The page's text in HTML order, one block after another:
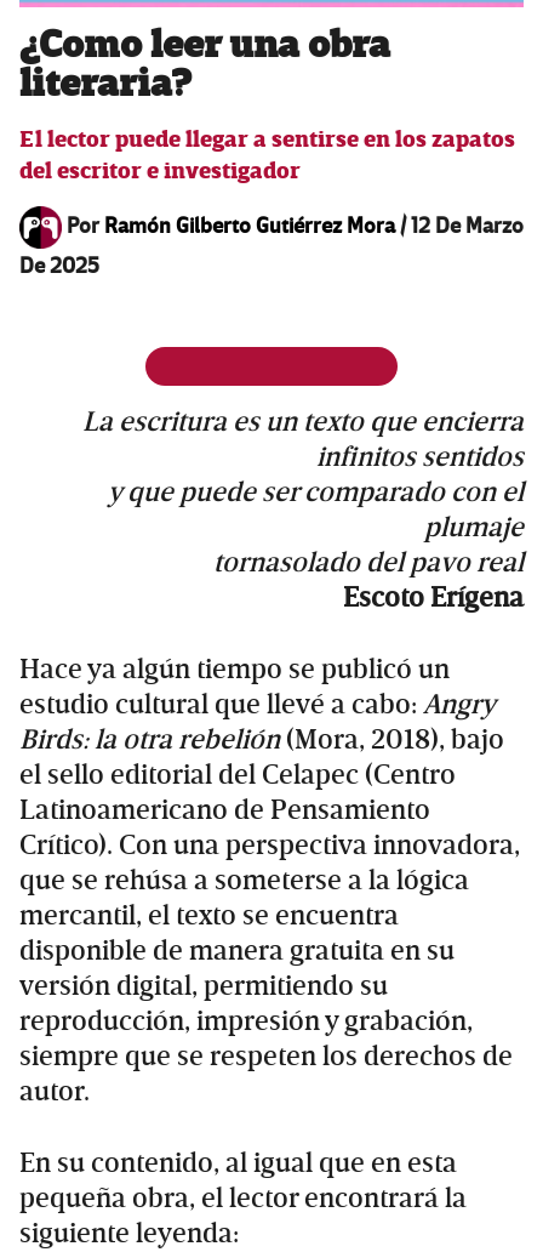
¿Como leer una obra
literaria?
El lector puede llegar a sentirse en los zapatos
del escritor e investigador
PorRamón Gilberto Gutiérrez Mora/12 De Marzo
De 2025
La escritura es un texto que encierra
infinitos sentidos
y que puede ser comparado con el
plumaje
tornasolado del pavo real
Escoto Erígena
Hace ya algún tiempo se publicó un
estudio cultural que llevé a cabo: Angry
Birds: la otra rebelión(Mora, 2018), bajo
el sello editorial del Celapec (Centro
Latinoamericano de Pensamiento
Crítico). Con una perspectiva innovadora,
que se rehúsa a someterse a la lógica
mercantil, el texto se encuentra
disponible de manera gratuita en su
versión digital, permitiendo su
reproducción, impresión y grabación,
siempre que se respeten los derechos de
autor.
En su contenido, al igual que en esta
pequeña obra, el lector encontrará la
siguiente leyenda: